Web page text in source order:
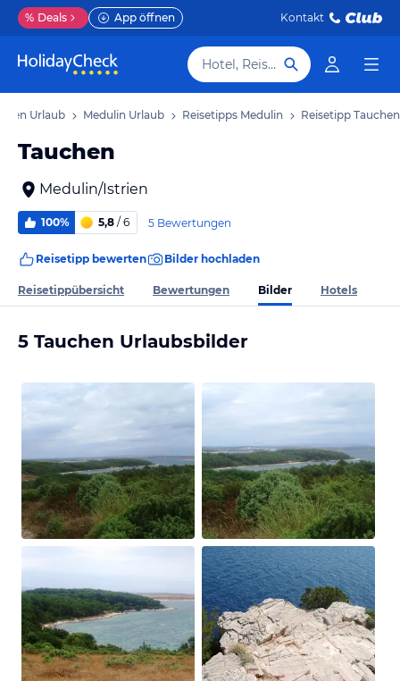
% Deals App öffnen Kontakt
Hotel, Reiseziel
Urlaub Medulin Urlaub Reisetipps Medulin Reisetipp Tauchen
Tauchen
Medulin/Istrien
100% 5,8 / 6 5 Bewertungen
Reisetipp bewerten Bilder hochladen
Reisetippübersicht Bewertungen Bilder Hotels
5 Tauchen Urlaubsbilder